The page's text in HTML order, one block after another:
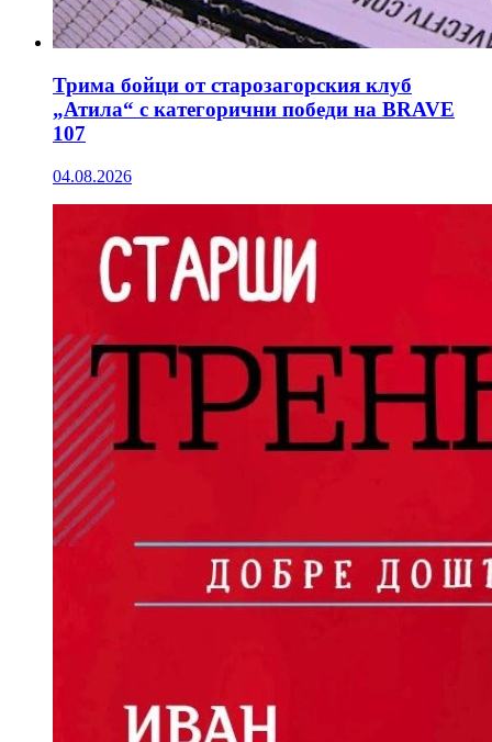
Трима бойци от старозагорския клуб
„Атила“ с категорични победи на BRAVE
107
04.08.2026